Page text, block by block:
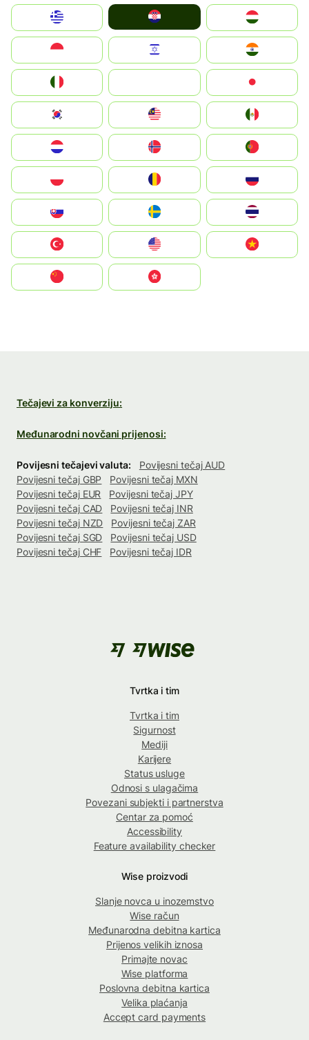
Magyarország
South Korea
United States
中國香港特別行政區
Tečajevi za konverziju:
Međunarodni novčani prijenosi:
Povijesni tečajevi valuta:
Povijesni tečaj AUD
Povijesni tečaj GBP
Povijesni tečaj MXN
Povijesni tečaj EUR
Povijesni tečaj JPY
Povijesni tečaj CAD
Povijesni tečaj INR
Povijesni tečaj NZD
Povijesni tečaj ZAR
Povijesni tečaj SGD
Povijesni tečaj USD
Povijesni tečaj CHF
Povijesni tečaj IDR
Tvrtka i tim
Tvrtka i tim
Sigurnost
Mediji
Karijere
Status usluge
Odnosi s ulagačima
Povezani subjekti i partnerstva
Centar za pomoć
Accessibility
Feature availability checker
Wise proizvodi
Slanje novca u inozemstvo
Wise račun
Međunarodna debitna kartica
Prijenos velikih iznosa
Primajte novac
Wise platforma
Poslovna debitna kartica
Velika plaćanja
Accept card payments